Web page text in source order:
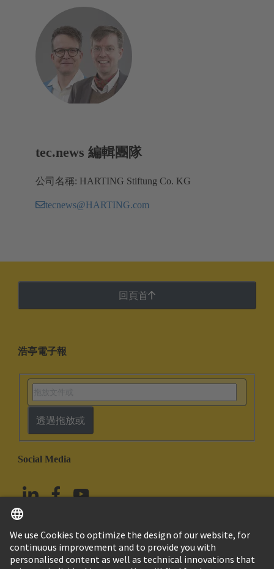
tec.news 編輯團隊
公司名稱: HARTING Stiftung Co. KG
tecnews@HARTING.com
回頁首
浩亭電子報
透過拖放或
Social Media
台灣 繁体中文